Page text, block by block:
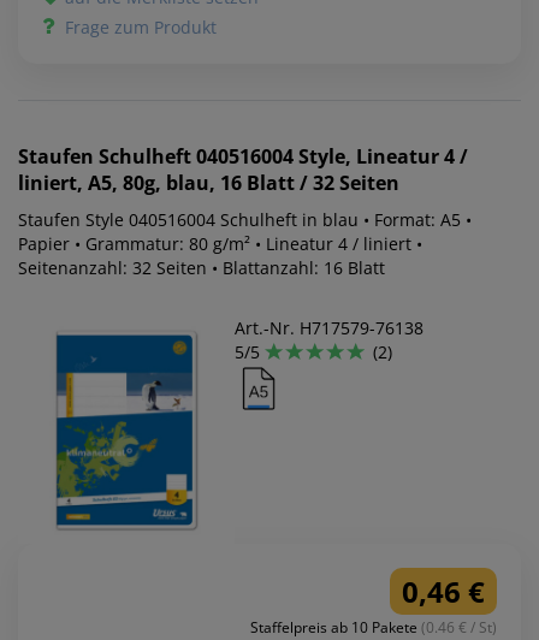
Frage zum Produkt
Staufen Schulheft 040516004 Style, Lineatur 4 /
liniert, A5, 80g, blau, 16 Blatt / 32 Seiten
Staufen Style 040516004 Schulheft in blau • Format: A5 •
Papier • Grammatur: 80 g/m² • Lineatur 4 / liniert •
Seitenanzahl: 32 Seiten • Blattanzahl: 16 Blatt
Art.-Nr. H717579-76138
5/5
(2)
0,46 €
Staffelpreis ab 10 Pakete (0.46 € / St)